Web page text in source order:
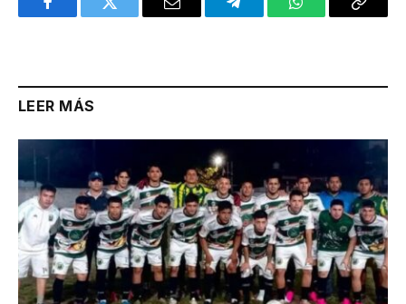
FacebookTwitter Email TelegramWhatsAppCopy
LEER MÁS